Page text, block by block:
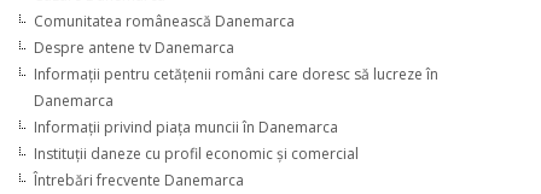
Comunitatea românească Danemarca
Despre antene tv Danemarca
Informaţii pentru cetăţenii români care doresc să lucreze în
Danemarca
Informaţii privind piaţa muncii în Danemarca
Instituţii daneze cu profil economic şi comercial
Întrebări frecvente Danemarca